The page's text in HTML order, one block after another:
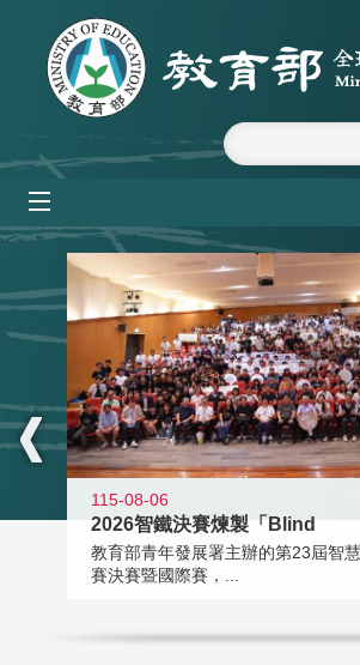
跳到主要內容區塊
:::
115-08-06
2026智鐵決賽煉製「Blind
教育部青年發展署主辦的第23屆智
賽決賽暨國際賽，...